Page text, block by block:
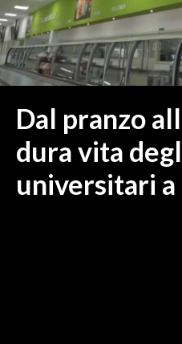
NUORO E PROVINCIA
OGLIASTRA
AGENDA
ITALIA
MONDO
POLITICA
Dal pranzo
dura vita
universitari a